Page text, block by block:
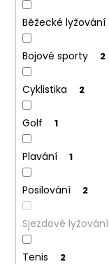
Běžecké lyžování
Bojové sporty 2
Cyklistika 2
Golf 1
Plavání 1
Posilování 2
Sjezdové lyžování
Tenis 2